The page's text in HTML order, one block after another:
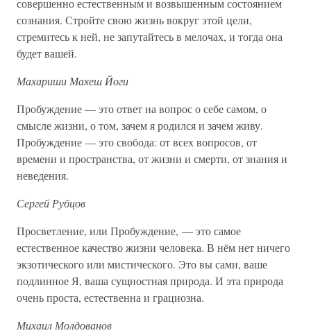
совершенно естественным и возвышенным состоянием
сознания. Стройте свою жизнь вокруг этой цели,
стремитесь к ней, не запутайтесь в мелочах, и тогда она
будет вашей.
Махариши Махеш Йоги
Пробуждение — это ответ на вопрос о себе самом, о
смысле жизни, о том, зачем я родился и зачем живу.
Пробуждение — это свобода: от всех вопросов, от
времени и пространства, от жизни и смерти, от знания и
неведения.
Сергей Рубцов
Просветление, или Пробуждение, — это самое
естественное качество жизни человека. В нём нет ничего
экзотического или мистического. Это вы сами, ваше
подлинное Я, ваша сущностная природа. И эта природа
очень проста, естественна и грациозна.
Михаил Молдованов